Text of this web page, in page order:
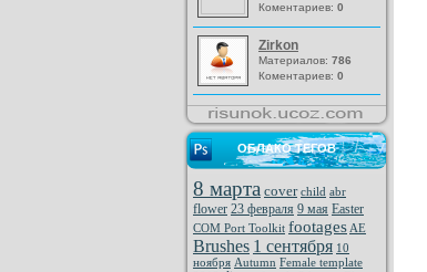
Коментариев: 0
Zirkon
Материалов: 786
Коментариев: 0
ОБЛАКО ТЕГОВ
8 марта cover child abr
flower 23 февраля 9 мая Easter
COM Port Toolkit footages AE
Brushes 1 сентября 10
ноября Autumn Female template